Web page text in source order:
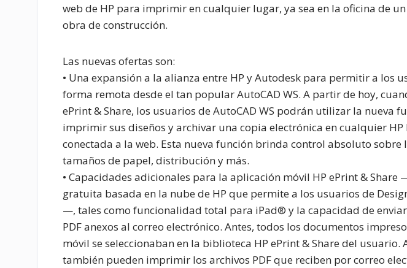
web de HP para imprimir en cualquier lugar, ya sea en la oficina de
obra de construcción.
Las nuevas ofertas son:
• Una expansión a la alianza entre HP y Autodesk para permitir a los
forma remota desde el tan popular AutoCAD WS. A partir de hoy,
ePrint & Share, los usuarios de AutoCAD WS podrán utilizar la nueva
imprimir sus diseños y archivar una copia electrónica en cualquier HP
conectada a la web. Esta nueva función brinda control absoluto sobre
tamaños de papel, distribución y más.
• Capacidades adicionales para la aplicación móvil HP ePrint &
gratuita basada en la nube de HP que permite a los usuarios de
—, tales como funcionalidad total para iPad® y la capacidad de
PDF anexos al correo electrónico. Antes, todos los documentos
móvil se seleccionaban en la biblioteca HP ePrint & Share del usuario.
también pueden imprimir los archivos PDF que reciben por correo